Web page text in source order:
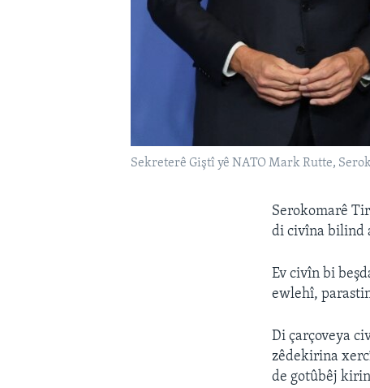
Sekreterê Giştî yê NATO Mark Rutte,
Serokomarê
di civîna bilind
Ev civîn bi
ewlehî,
Di çarçoveya
zêdekirina
de gotûbêj